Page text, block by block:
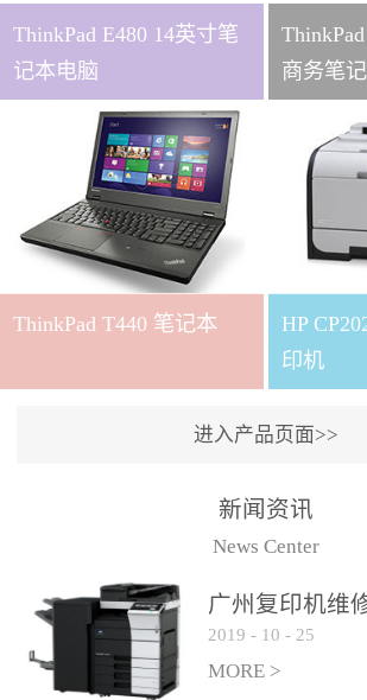
ThinkPad E480 14英寸笔
记本电脑
商务笔
ThinkPad T440 笔记本
HP
印机
进入产品页面>>
新闻资讯
News Center
2019 - 10 - 25
MORE >